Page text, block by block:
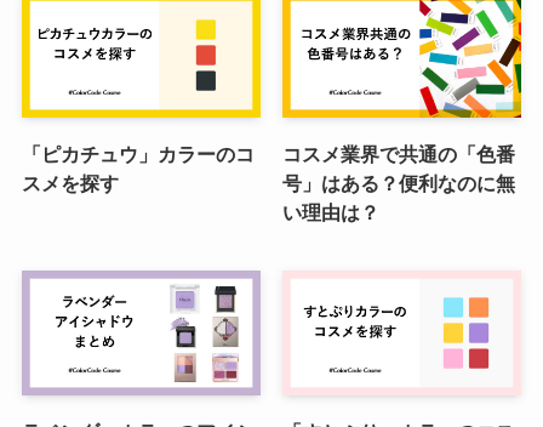
「ピカチュウ」カラーのコ
スメを探す
コスメ業界で共通の「色番
号」はある？便利なのに無
い理由は？